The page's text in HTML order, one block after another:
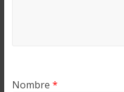
Nombre *